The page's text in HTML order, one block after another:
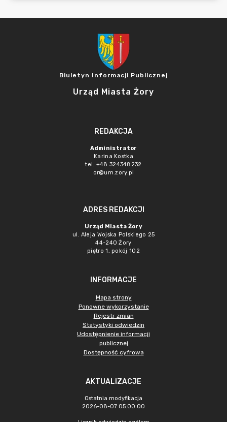
Biuletyn Informacji Publicznej
Urząd Miasta Żory
REDAKCJA
Administrator
Karina Kostka
tel. +48 324348232
or@um.zory.pl
ADRES REDAKCJI
Urząd Miasta Żory
ul. Aleja Wojska Polskiego 25
44-240 Żory
piętro 1, pokój 102
INFORMACJE
Mapa strony
Ponowne wykorzystanie
Rejestr zmian
Statystyki odwiedzin
Udostępnienie informacji
publicznej
Dostępność cyfrowa
AKTUALIZACJE
Ostatnia modyfikacja
2026-08-07 05:00:00